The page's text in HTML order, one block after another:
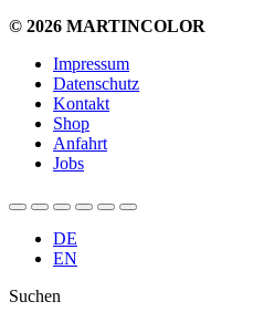
© 2026 MARTINCOLOR
Impressum
Datenschutz
Kontakt
Shop
Anfahrt
Jobs
DE
EN
Suchen